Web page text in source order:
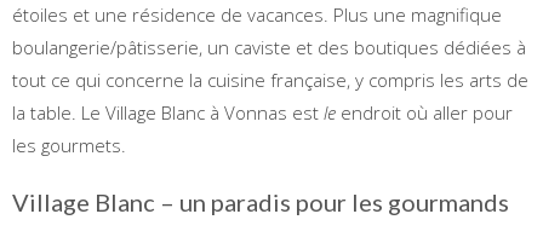
étoiles et une résidence de vacances. Plus une magnifique
boulangerie/pâtisserie, un caviste et des boutiques dédiées à
tout ce qui concerne la cuisine française, y compris les arts de
la table. Le Village Blanc à Vonnas est le endroit où aller pour
les gourmets.
Village Blanc – un paradis pour les gourmands